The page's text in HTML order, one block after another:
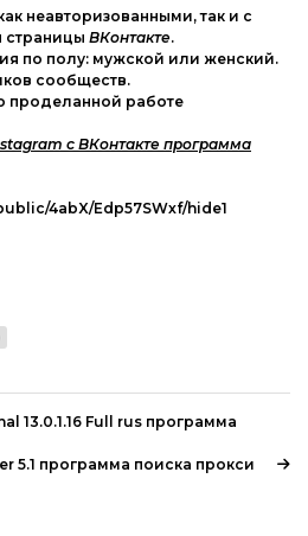
неавторизованными, так и с
страницы ВКонтакте.
по полу: мужской или женский.
сообществ.
проделанной работе
с ВКонтакте программа
4abX/Edp57SWxf/hide1
13.0.1.16 Full rus программа
5.1 программа поиска прокси